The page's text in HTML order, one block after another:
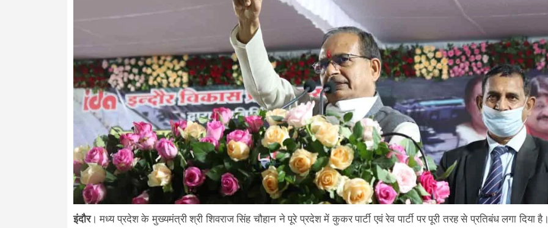
इंदौर। मध्य प्रदेश के मुख्यमंत्री श्री शिवराज सिंह चौहान ने पूरे प्रदेश में कुकर पार्टी एवं रेव पार्टी पर पूरी तरह से प्रतिबंध लगा दिया है।